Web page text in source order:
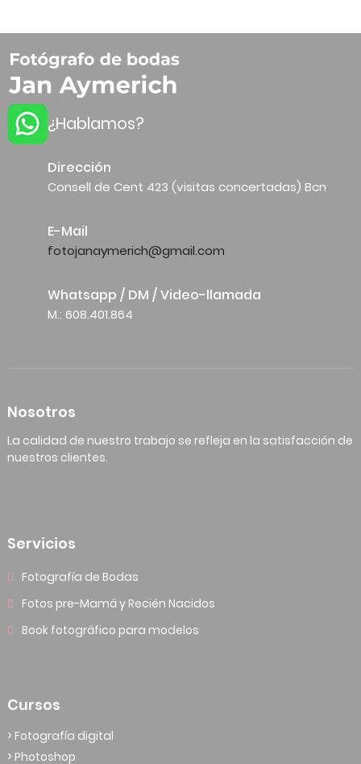
¿Hablamos?
Dirección
Consell de Cent 423 (visitas concertadas) Bcn
E-Mail
fotojanaymerich@gmail.com
Whatsapp / DM / Video-llamada
M.: 608.401.864
Nosotros
La calidad de nuestro trabajo se refleja en la satisfacción de
nuestros clientes.
Servicios
Fotografía de Bodas
Fotos pre-Mamá y Recién Nacidos
Book fotográfico para modelos
Cursos
> Fotografía digital
> Photoshop